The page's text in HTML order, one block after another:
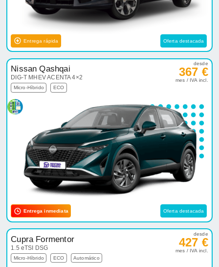
Entrega rápida Oferta destacada
Nissan Qashqai
DIG-T MHEV ACENTA 4×2
Micro-Híbrido ECO
desde
367 €
mes / IVA incl.
Entrega inmediata Oferta destacada
Cupra Formentor
1.5 eTSI DSG
Micro-Híbrido ECO Automático
desde
427 €
mes / IVA incl.